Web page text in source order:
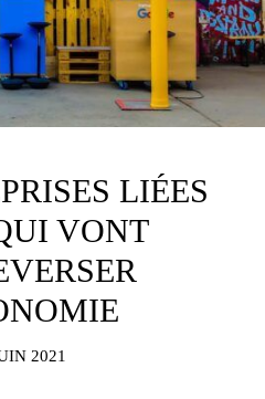
LIÉES
VONT
2021